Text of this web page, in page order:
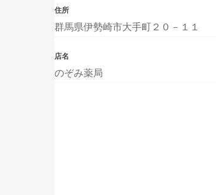
住所
群馬県伊勢崎市大手町２０－１１
店名
のぞみ薬局